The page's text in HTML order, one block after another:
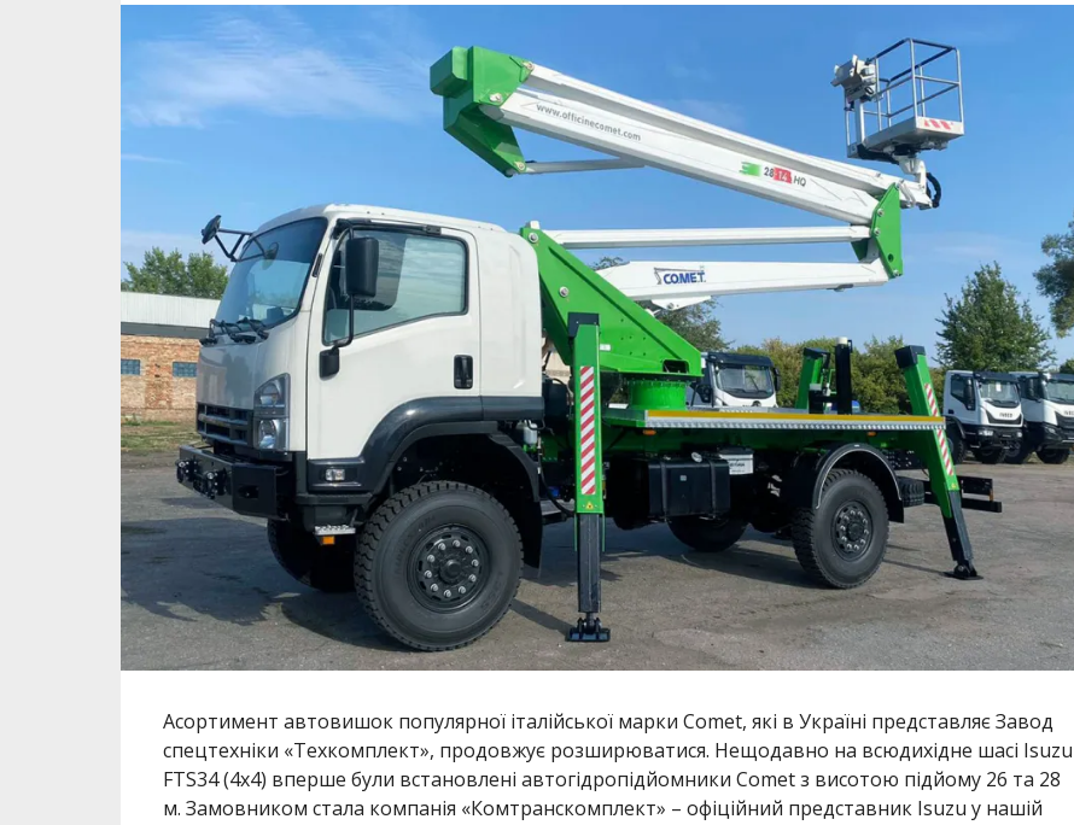
Асортимент автовишок популярної італійської марки Comet, які в Україні представляє Завод
спецтехніки «Техкомплект», продовжує розширюватися. Нещодавно на всюдихідне шасі Isuzu
FTS34 (4х4) вперше були встановлені автогідропідйомники Comet з висотою підйому 26 та 28
м. Замовником стала компанія «Комтранскомплект» – офіційний представник Isuzu у нашій